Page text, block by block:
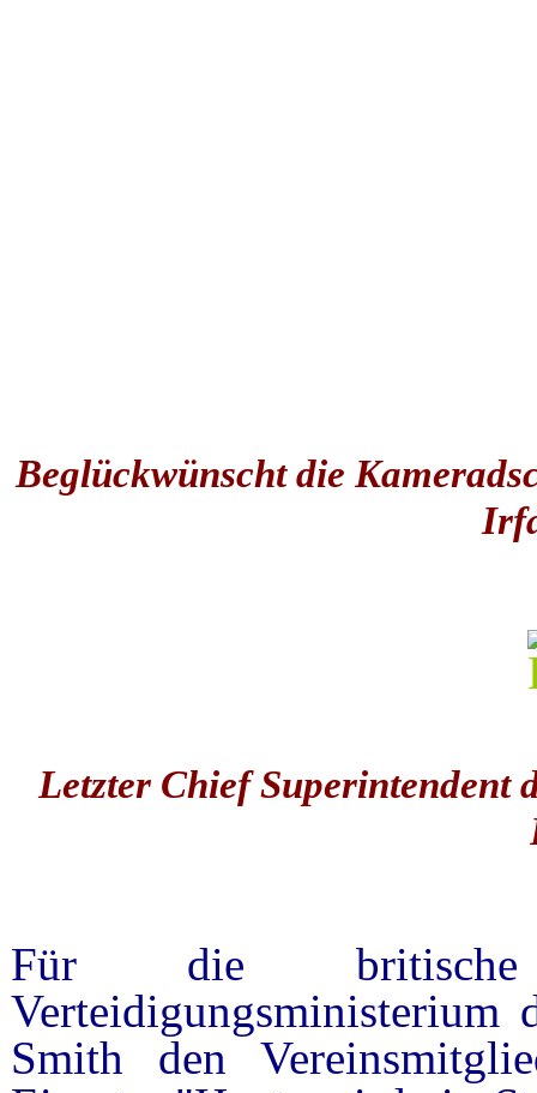
Beglückwünscht die
Letzter Chief Superintendent
Für die
Verteidigungsministerium
Smith den